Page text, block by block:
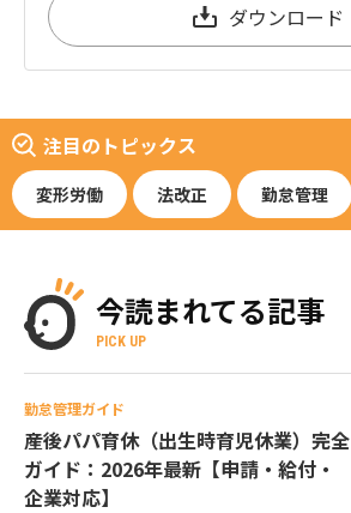
ダウンロード
注目のトピックス
変形労働 法改正 勤怠管理
今読まれてる記事
PICK UP
勤怠管理ガイド
産後パパ育休（出生時育児休業）完全
ガイド：2026年最新【申請・給付・
企業対応】